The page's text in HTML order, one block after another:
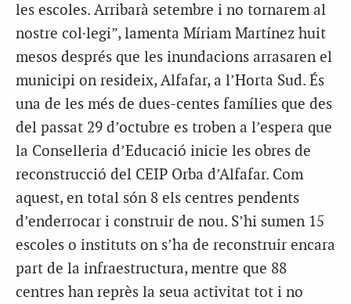
les escoles. Arribarà setembre i no tornarem al
nostre col·legi”, lamenta Míriam Martínez huit
mesos després que les inundacions arrasaren el
municipi on resideix, Alfafar, a l’Horta Sud. És
una de les més de dues-centes famílies que des
del passat 29 d’octubre es troben a l’espera que
la Conselleria d’Educació inicie les obres de
reconstrucció del CEIP Orba d’Alfafar. Com
aquest, en total són 8 els centres pendents
d’enderrocar i construir de nou. S’hi sumen 15
escoles o instituts on s’ha de reconstruir encara
part de la infraestructura, mentre que 88
centres han reprès la seua activitat tot i no